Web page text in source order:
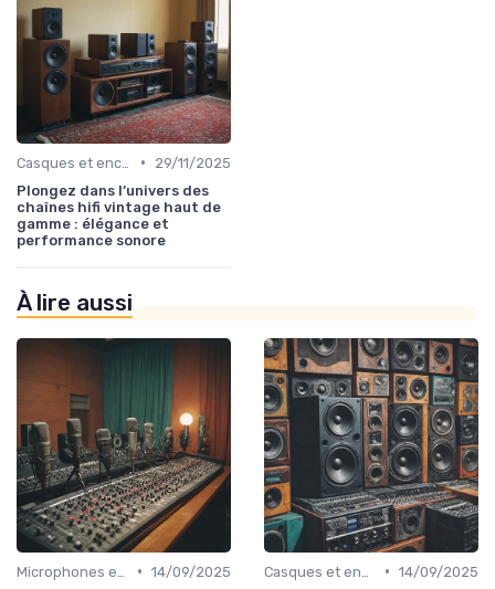
•
29/11/2025
Plongez dans l’univers des
chaînes hifi vintage haut de
gamme : élégance et
performance sonore
À lire aussi
• 14/09/2025
• 14/09/2025